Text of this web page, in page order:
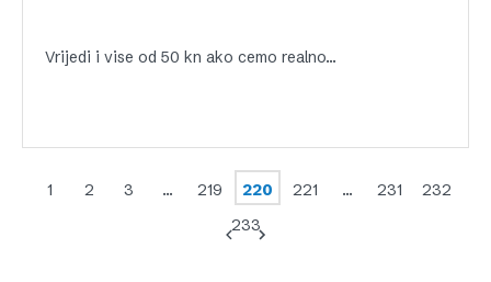
Vrijedi i vise od 50 kn ako cemo realno…
1 2 3 … 219 220 221 … 231
232
233